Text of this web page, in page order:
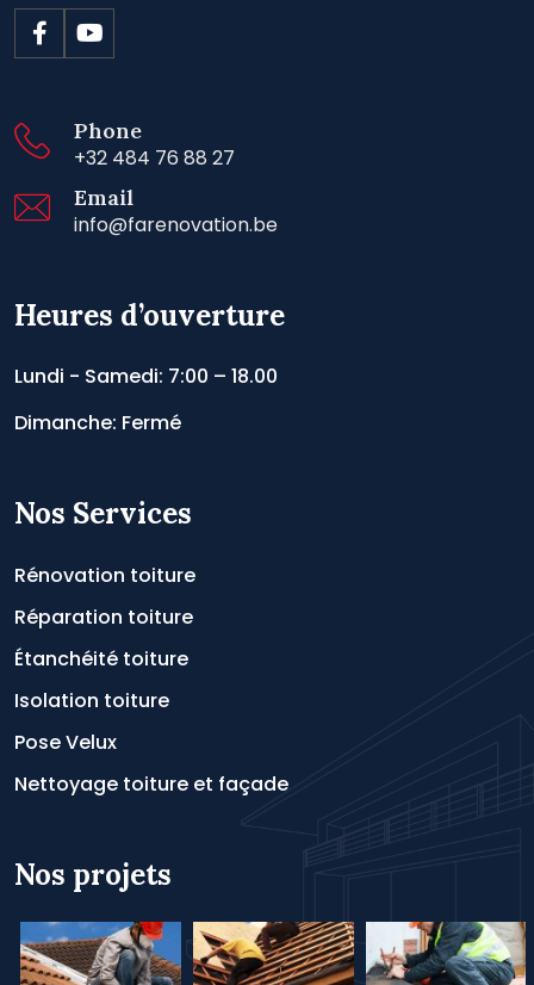
Phone
+32 484 76 88 27
Email
info@farenovation.be
Heures d’ouverture
Lundi - Samedi: 7:00 – 18.00
Dimanche: Fermé
Nos Services
Rénovation toiture
Réparation toiture
Étanchéité toiture
Isolation toiture
Pose Velux
Nettoyage toiture et façade
Nos projets